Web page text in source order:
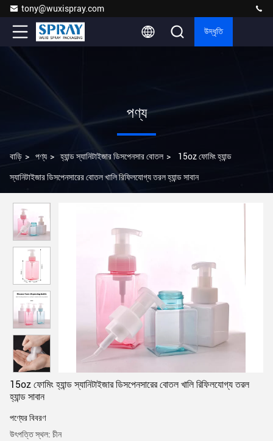
tony@wuxispray.com
উদ্ধৃতি
পণ্য
বাড়ি > পণ্য > হ্যান্ড স্যানিটাইজার ডিসপেনসার বোতল > 15oz ফোমিং হ্যান্ড
স্যানিটাইজার ডিসপেনসারের বোতল খালি রিফিলযোগ্য তরল হ্যান্ড সাবান
15oz ফোমিং হ্যান্ড স্যানিটাইজার ডিসপেনসারের বোতল খালি রিফিলযোগ্য তরল
হ্যান্ড সাবান
পণ্যের বিবরণ
উৎপত্তি স্থল: চীন